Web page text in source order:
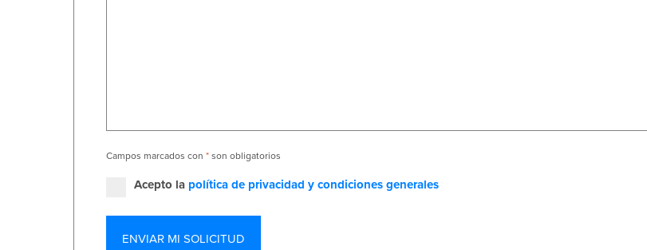
Campos marcados con * son obligatorios
Acepto la política de privacidad y condiciones generales